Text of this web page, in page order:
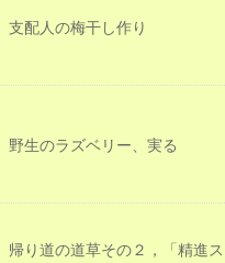
支配人の梅干し作り
野生のラズベリー、実る
帰り道の道草その２，「精進ス